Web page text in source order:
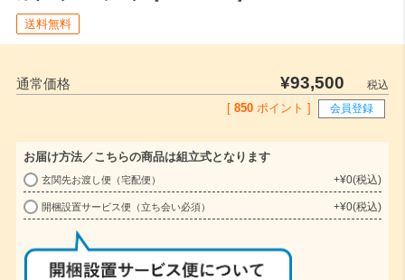
送料無料
通常価格 ¥93,500
税込
850 ポイント ] 会員登録
お届け方法／こちらの商品は組立式となります
)
玄関先お渡し便（宅配便） +¥0 税込
開梱設置サービス便（立ち会い必須） +¥0 税込